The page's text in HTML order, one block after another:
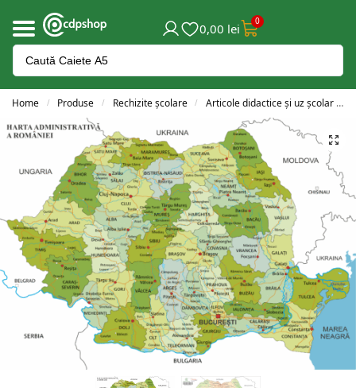
0,00 lei 0
Home / Produse / Rechizite școlare / Articole didactice și uz școlar